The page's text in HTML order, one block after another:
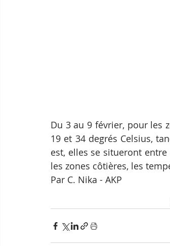
Du 3 au 9 février, pour les
19 et 34 degrés Celsius,
est, elles se situeront
les zones côtières, les
Par C. Nika - AKP